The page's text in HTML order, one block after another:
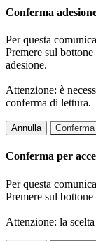
Conferma
Per questa
Premere sul
adesione.
Attenzione: è
conferma di lettura.
Annulla Conferma
Conferma per
Per questa
Premere sul
Attenzione: la